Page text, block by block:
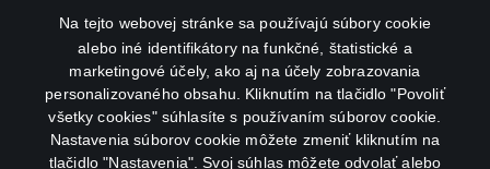
Na tejto webovej stránke sa používajú súbory cookie
alebo iné identifikátory na funkčné, štatistické a
marketingové účely, ako aj na účely zobrazovania
personalizovaného obsahu. Kliknutím na tlačidlo "Povoliť
všetky cookies" súhlasíte s používaním súborov cookie.
Nastavenia súborov cookie môžete zmeniť kliknutím na
tlačidlo "Nastavenia". Svoj súhlas môžete odvolať alebo
O aplikácii Canal+